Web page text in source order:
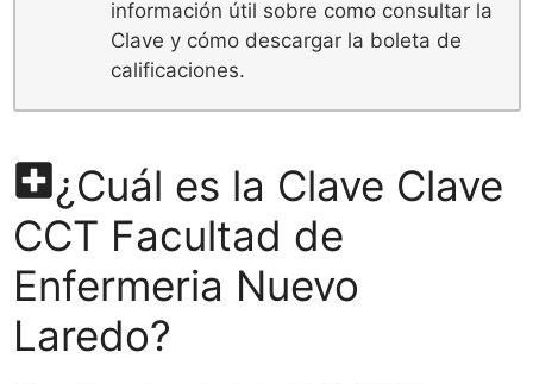
información útil sobre como consultar la
Clave y cómo descargar la boleta de
calificaciones.
¿Cuál es la Clave Clave
CCT Facultad de
Enfermeria Nuevo
Laredo?